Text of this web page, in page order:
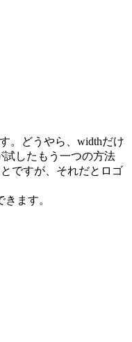
。どうやら、 widthだけ
したもう一つの方法
ですが、それだとロゴ
きます。